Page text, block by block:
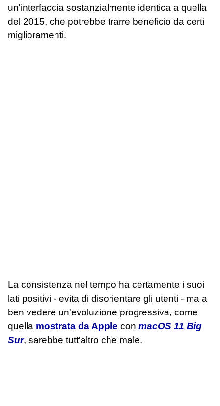
un'interfaccia sostanzialmente identica a quella
del 2015, che potrebbe trarre beneficio da certi
miglioramenti.
La consistenza nel tempo ha certamente i suoi
lati positivi - evita di disorientare gli utenti - ma a
ben vedere un'evoluzione progressiva, come
quella mostrata da Apple con macOS 11 Big
Sur, sarebbe tutt'altro che male.